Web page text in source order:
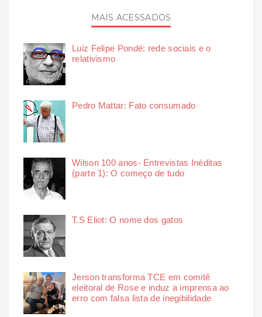
MAIS ACESSADOS
Luiz Felipe Pondé: rede sociais e o
relativismo
Pedro Mattar: Fato consumado
Wilson 100 anos- Entrevistas Inéditas
(parte 1): O começo de tudo
T.S Eliot: O nome dos gatos
Jerson transforma TCE em comitê
eleitoral de Rose e induz a imprensa ao
erro com falsa lista de inegibilidade